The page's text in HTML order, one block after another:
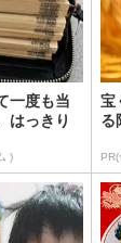
一度も当
はっきり
)
宝
る